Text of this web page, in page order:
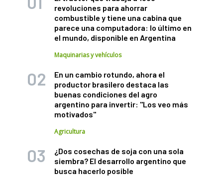
revoluciones para ahorrar
combustible y tiene una cabina que
parece una computadora: lo último en
el mundo, disponible en Argentina
Maquinarias y vehículos
En un cambio rotundo, ahora el
productor brasilero destaca las
buenas condiciones del agro
argentino para invertir: "Los veo más
motivados"
Agricultura
¿Dos cosechas de soja con una sola
siembra? El desarrollo argentino que
busca hacerlo posible